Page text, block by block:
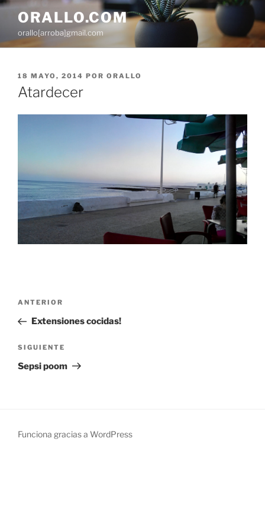
Saltar
contenido
ORALLO.COM
orallo[arroba]gmail.com
PUBLICADO
EL
18 MAYO, 2014 POR ORALLO
Atardecer
Navegación
entradas
Entrada
anterior:
ANTERIOR
Extensiones cocidas!
Siguiente
entrada
SIGUIENTE
Sepsi poom
Funciona gracias a WordPress